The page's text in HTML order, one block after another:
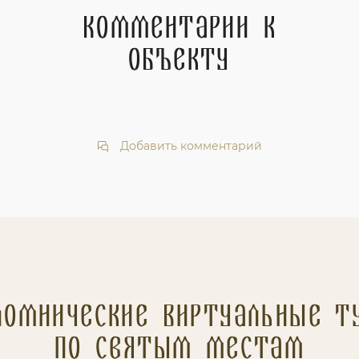
Комментарии к
объекту
Добавить комментарий
Виртуальные
по святым местам